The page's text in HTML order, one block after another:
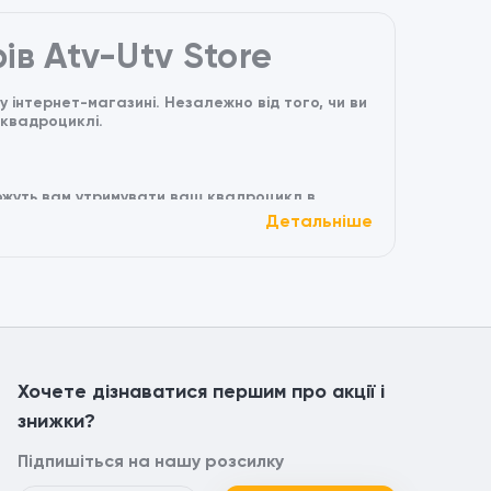
Atv-Utv Store
магазині. Незалежно від того, чи ви
вам утримувати ваш квадроцикл в
та стилю, включаючи шоломи, чохли,
поради.
ваших потреб щодо квадроциклів та
Детальніше
Хочете дізнаватися першим про акції і
знижки?
Підпишіться на нашу розсилку